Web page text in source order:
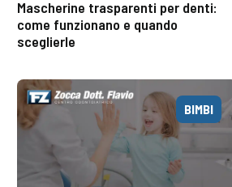
Mascherine trasparenti per denti:
come funzionano e quando
sceglierle
BIMBI